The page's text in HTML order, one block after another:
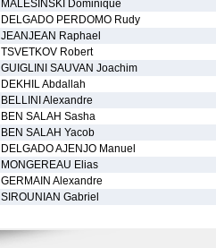
MALESINSKI Dominique
DELGADO PERDOMO Rudy
JEANJEAN Raphael
TSVETKOV Robert
GUIGLINI SAUVAN Joachim
DEKHIL Abdallah
BELLINI Alexandre
BEN SALAH Sasha
BEN SALAH Yacob
DELGADO AJENJO Manuel
MONGEREAU Elias
GERMAIN Alexandre
SIROUNIAN Gabriel